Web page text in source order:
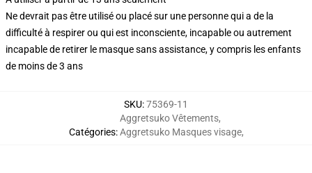
Ne devrait pas être utilisé ou placé sur une personne qui a de la
difficulté à respirer ou qui est inconsciente, incapable ou autrement
incapable de retirer le masque sans assistance, y compris les enfants
de moins de 3 ans
SKU:75369-11
Catégories:
Aggretsuko Vêtements,
Aggretsuko Masques visage,